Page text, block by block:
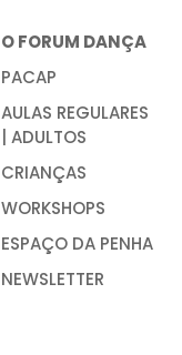
O FORUM DANÇA
PACAP
AULAS REGULARES
| ADULTOS
CRIANÇAS
WORKSHOPS
ESPAÇO DA PENHA
NEWSLETTER